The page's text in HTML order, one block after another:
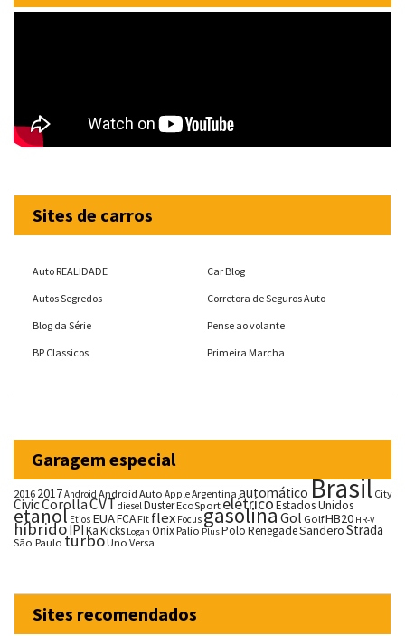
Sites de carros
Auto REALIDADE
Autos Segredos
Blog da Série
BP Classicos
Car Blog
Corretora de Seguros Auto
Pense ao volante
Primeira Marcha
Garagem especial
20162017Android Android Auto AppleArgentina automáticoBrasil City
CivicCorollaCVTdieselDusterEcoSportelétricoEstados Unidos
etanol Etios EUAFCA Fit flex FocusgasolinaGol GolfHB20 HR-V
híbridoIPIKaKicks Logan OnixPalio PlusPoloRenegadeSanderoStrada
São Paulo turboUno Versa
Sites recomendados